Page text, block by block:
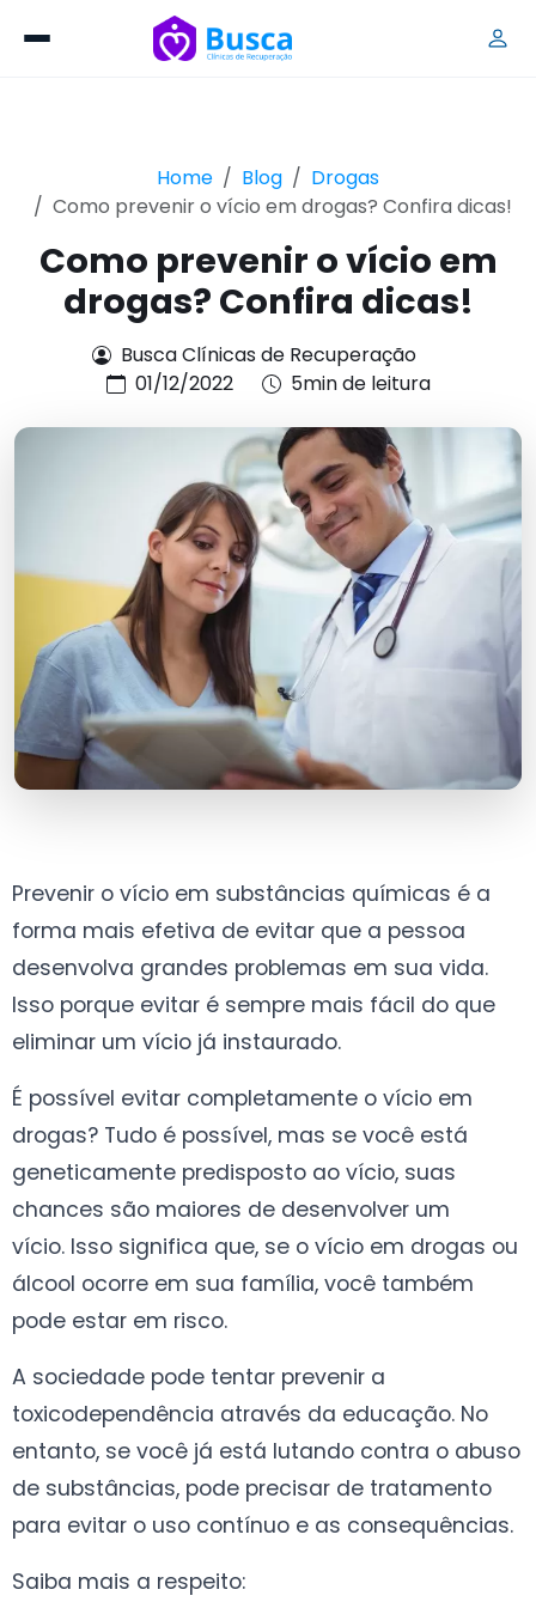
Home Blog
Drogas
Como prevenir o vício em drogas? Confira dicas!
Como prevenir o vício em
drogas? Confira dicas!
Busca Clínicas de Recuperação
01/12/2022
5min de leitura
Prevenir o vício em substâncias químicas é a
forma mais efetiva de evitar que a pessoa
desenvolva grandes problemas em sua vida.
Isso porque evitar é sempre mais fácil do que
eliminar um vício já instaurado.
É possível evitar completamente o vício em
drogas? Tudo é possível, mas se você está
geneticamente predisposto ao vício, suas
chances são maiores de desenvolver um
vício. Isso significa que, se o vício em drogas ou
álcool ocorre em sua família, você também
pode estar em risco.
A sociedade pode tentar prevenir a
toxicodependência através da educação. No
entanto, se você já está lutando contra o abuso
de substâncias, pode precisar de tratamento
para evitar o uso contínuo e as consequências.
Saiba mais a respeito: